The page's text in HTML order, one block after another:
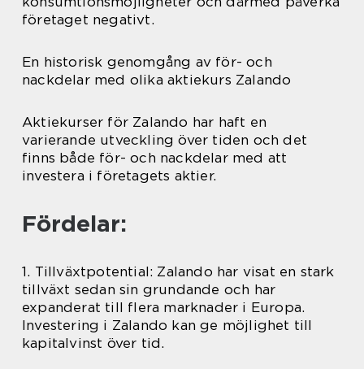
företaget negativt.
En historisk genomgång av för- och
nackdelar med olika aktiekurs Zalando
Aktiekurser för Zalando har haft en
varierande utveckling över tiden och det
finns både för- och nackdelar med att
investera i företagets aktier.
Fördelar:
1. Tillväxtpotential: Zalando har visat en stark
tillväxt sedan sin grundande och har
expanderat till flera marknader i Europa.
Investering i Zalando kan ge möjlighet till
kapitalvinst över tid.